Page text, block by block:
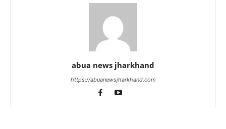
abua news jharkhand
https://abuanewsjharkhand.com